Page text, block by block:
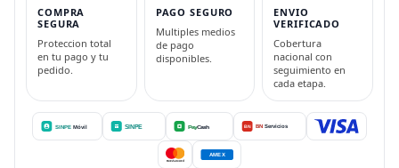
COMPRA
SEGURA
Proteccion total
en tu pago y tu
pedido.
PAGO SEGURO
Multiples medios
de pago
disponibles.
ENVIO
VERIFICADO
Cobertura
nacional con
seguimiento en
cada etapa.